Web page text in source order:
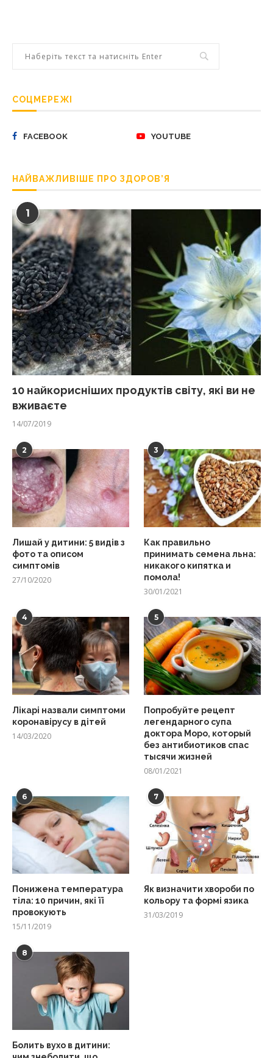
СОЦМЕРЕЖІ
FACEBOOK YOUTUBE
НАЙВАЖЛИВІШЕ ПРО ЗДОРОВ’Я
1
10 найкорисніших продуктів світу, які ви не
вживаєте
14/07/2019
2
Лишай у дитини: 5 видів з
фото та описом
симптомів
27/10/2020
3
Как правильно
принимать семена льна:
никакого кипятка и
помола!
30/01/2021
4
Лікарі назвали симптоми
коронавірусу в дітей
14/03/2020
5
Попробуйте рецепт
легендарного супа
доктора Моро, который
без антибиотиков спас
тысячи жизней
08/01/2021
6
Понижена температура
тіла: 10 причин, які її
провокують
15/11/2019
7
Як визначити хвороби по
кольору та формі язика
31/03/2019
8
Болить вухо в дитини: